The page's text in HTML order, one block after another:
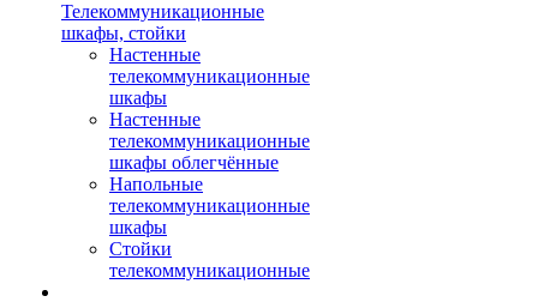
Телекоммуникационные
шкафы, стойки
Настенные
телекоммуникационные
шкафы
Настенные
телекоммуникационные
шкафы облегчённые
Напольные
телекоммуникационные
шкафы
Стойки
телекоммуникационные